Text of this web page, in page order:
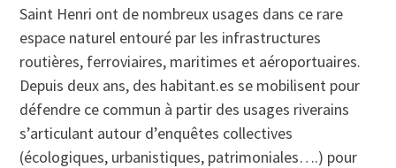
Saint Henri ont de nombreux usages dans ce rare
espace naturel entouré par les infrastructures
routières, ferroviaires, maritimes et aéroportuaires.
Depuis deux ans, des habitant.es se mobilisent pour
défendre ce commun à partir des usages riverains
s’articulant autour d’enquêtes collectives
(écologiques, urbanistiques, patrimoniales….) pour